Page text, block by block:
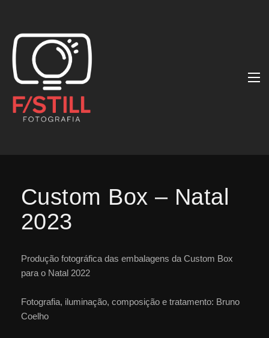
Custom Box – Natal
2023
Produção fotográfica das embalagens da Custom Box
para o Natal 2022
Fotografia, iluminação, composição e tratamento: Bruno
Coelho